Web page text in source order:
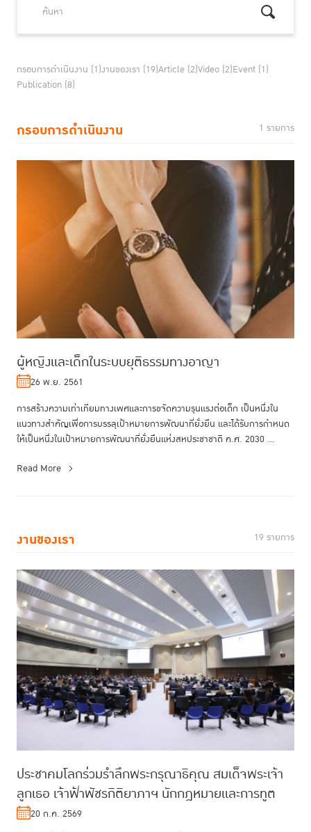
กรอบการดำเนินงาน (1)งานของเรา (19)Article (2)Video (2)Event (1)
Publication (8)
กรอบการดำเนินงาน 1 รายการ
ผู้หญิงและเด็กในระบบยุติธรรมทางอาญา
26 พ.ย. 2561
การสร้างความเท่าเทียมทางเพศและการขจัดความรุนแรงต่อเด็ก เป็นหนึ่งใน
แนวทางสำคัญเพื่อการบรรลุเป้าหมายการพัฒนาที่ยั่งยืน และได้รับการกำหนด
ให้เป็นหนึ่งในเป้าหมายการพัฒนาที่ยั่งยืนแห่งสหประชาชาติ ค.ศ. 2030 ...
Read More
งานของเรา 19 รายการ
ประชาคมโลกร่วมรำลึกพระกรุณาธิคุณ สมเด็จพระเจ้า
ลูกเธอ เจ้าฟ้าพัชรกิติยาภาฯ นักกฎหมายและการทูต
20 ก.ค. 2569